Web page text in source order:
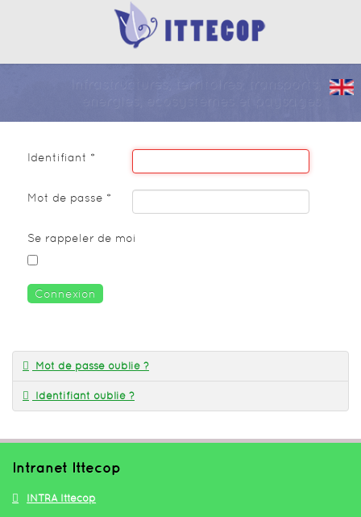
Identifiant *
Mot de passe *
Se rappeler de moi
Connexion
Mot de passe oublié ?
Identifiant oublié ?
Intranet Ittecop
INTRA Ittecop